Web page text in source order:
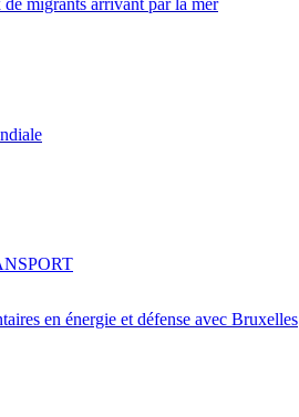
migrants arrivant par la mer
en énergie et défense avec Bruxelles